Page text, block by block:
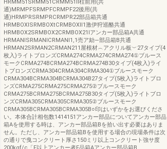
HRMM51SRMM51CRMM51ll柱前用(共
通)MRMPFSRMPFCRMPF22後用(共
通)HRMPRSRMPRCRMPR22部品箱共通
HRMBOXlSRMBOXtCRMBOXll1激伊狩巡酪共通
HRMBOX2SRMBOX2CRMBOX21lアンカー部品箱A共通
HRMANlSRMANlCRMANl1,1売ア劾―部品箱B共通
HRMAN2SRMAN2CRMAN211屋根材︵アクリル板︶27タイプ(4
枚入)ライトブロンズCRMA274CRMA274CRMA274①ブルース
モークCRMA274BCRMA274BCRMA274B30タイプ(4枚入)ライ
トブロンズCRMA304CRMA304CRMA304①ブルースモーク
CRMA304BCRMA304BCRMA304B27タイプ(5枚入)ライトブロ
ンズCRMA275CRMA275CRMA275②ブルースモーク
CRMA275BCRMA275BCRMA275B30タイプ(5枚入)ライトブロ
ンズCRMA305CRMA305CRMA305②ブルースモーク
CRMA305BCRMA305BCRMA305B○印はいずかをお選びくださ
い。本体合計相包数1414151アンカー部品についてアンカー部品
箱Aを使用する時は、アンカー部品箱Bを拾い出す必要はありま
せん。ただし、アンカー部品箱Bを使用する場合の現場条件は次
の通りで曳コンクリート厚さ150ミリ以上コンクリート強サ度